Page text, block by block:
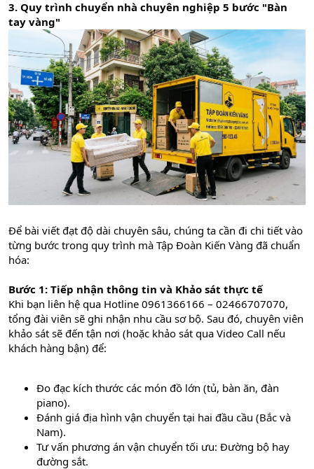
3. Quy trình chuyển nhà chuyên nghiệp 5 bước "Bàn
tay vàng"
Để bài viết đạt độ dài chuyên sâu, chúng ta cần đi chi tiết vào
từng bước trong quy trình mà Tập Đoàn Kiến Vàng đã chuẩn
hóa:
Bước 1: Tiếp nhận thông tin và Khảo sát thực tế
Khi bạn liên hệ qua Hotline 0961366166 – 02466707070,
tổng đài viên sẽ ghi nhận nhu cầu sơ bộ. Sau đó, chuyên viên
khảo sát sẽ đến tận nơi (hoặc khảo sát qua Video Call nếu
khách hàng bận) để:
Đo đạc kích thước các món đồ lớn (tủ, bàn ăn, đàn
piano).
Đánh giá địa hình vận chuyển tại hai đầu cầu (Bắc và
Nam).
Tư vấn phương án vận chuyển tối ưu: Đường bộ hay
đường sắt.